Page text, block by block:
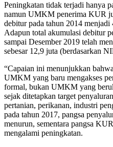
Peningkatan tidak terjadi hanya
namun UMKM penerima KUR
debitur pada tahun 2014
Adapun total akumulasi debitur
sampai Desember 2019 telah
sebesar 12,9 juta (berdasarkan
“Capaian ini menunjukkan
UMKM yang baru mengakses
formal, bukan UMKM yang
sejak ditetapkan target
pertanian, perikanan, industri
pada tahun 2017, pangsa
menurun, sementara pangsa
mengalami peningkatan.